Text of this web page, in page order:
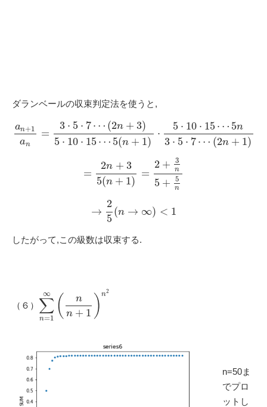
ダランベールの収束判定法を使うと,
an+1
an
=
3 ⋅ 5 ⋅ 7⋯ (2n + 3)
5 ⋅ 10 ⋅ 15⋯ 5(n + 1)
⋅
5 ⋅ 10 ⋅ 15⋯ 5n
3 ⋅ 5 ⋅ 7⋯ (2n + 1)
=
2n + 3
5(n + 1)
=
2 + 3
n
5 + 5
n
→
2
5
(n → ∞) < 1
したがって,この級数は収束する.
（６） ∑
n=1
∞ (
n
n + 1 ) n2
n=50ま
でプロ
ットし